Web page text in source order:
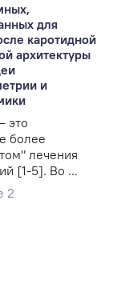
для
каротидной
архитектуры
и
это
более
лечения
[1-5]. Во ...
2